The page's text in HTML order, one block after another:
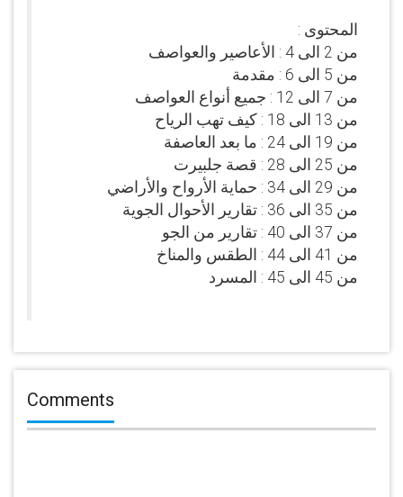
المحتوى :
من 2 الى 4 : الأعاصير والعواصف
من 5 الى 6 : مقدمة
من 7 الى 12 : جميع أنواع العواصف
من 13 الى 18 : كيف تهب الرياح
من 19 الى 24 : ما بعد العاصفة
من 25 الى 28 : قصة جلبيرت
من 29 الى 34 : حماية الأرواح والأراضي
من 35 الى 36 : تقارير الأحوال الجوية
من 37 الى 40 : تقارير من الجو
من 41 الى 44 : الطقس والمناخ
من 45 الى 45 : المسرد
Comments